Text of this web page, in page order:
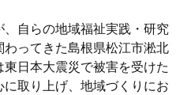
自らの地域福祉実践・研究
ってきた島根県松江市淞北
日本大震災で被害を受けた
取り上げ、地域づくりにお